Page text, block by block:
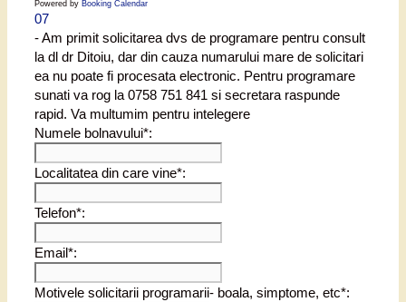
Powered by Booking Calendar
07
- Am primit solicitarea dvs de programare pentru consult
la dl dr Ditoiu, dar din cauza numarului mare de solicitari
ea nu poate fi procesata electronic. Pentru programare
sunati va rog la 0758 751 841 si secretara raspunde
rapid. Va multumim pentru intelegere
Numele bolnavului*:
Localitatea din care vine*:
Telefon*:
Email*:
Motivele solicitarii programarii- boala, simptome, etc*: